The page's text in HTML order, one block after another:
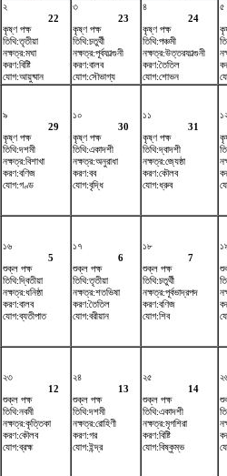
২
22
কৃষ্ণ পক্ষ
তিথি:তৃতীয়া
নক্ষত্র:মঘা
করণ:বিষ্টি
যোগ:আয়ুষ্মান
৩
23
কৃষ্ণ পক্ষ
তিথি:চতুর্থী
নক্ষত্র:পূর্বফাল্গুনী
করণ:বালব
যোগ:সৌভাগ্য
৪
24
কৃষ্ণ পক্ষ
তিথি:পঞ্চমী
নক্ষত্র:উত্তরফাল্গুনী
করণ:তৈতিল
যোগ:শোভন
৫
৯
29
কৃষ্ণ পক্ষ
তিথি:দশমী
নক্ষত্র:বিশাখা
করণ:বণিজ
যোগ:গণ্ড
১০
30
কৃষ্ণ পক্ষ
তিথি:একাদশী
নক্ষত্র:অনুরাধা
করণ:বব
যোগ:বৃদ্ধি
১১
31
কৃষ্ণ পক্ষ
তিথি:দ্বাদশী
নক্ষত্র:জ্যেষ্ঠা
করণ:কৌলব
যোগ:ধ্রুব
১৬
5
শুক্ল পক্ষ
তিথি:দ্বিতীয়া
নক্ষত্র:ধনিষ্ঠা
করণ:বালব
যোগ:ব্যতীপাত
১৭
6
শুক্ল পক্ষ
তিথি:তৃতীয়া
নক্ষত্র:শতভিষ‌া
করণ:তৈতিল
যোগ:বরীয়ান
১৮
7
শুক্ল পক্ষ
তিথি:চতুর্থী
নক্ষত্র:পূর্বভাদ্রপদ
করণ:বণিজ
যোগ:শিব
২৩
12
শুক্ল পক্ষ
তিথি:নবমী
নক্ষত্র:কৃত্তিকা
করণ:কৌলব
যোগ:ব্রহ্ম
২৪
13
শুক্ল পক্ষ
তিথি:দশমী
নক্ষত্র:রোহিণী
করণ:গর
যোগ:ইন্দ্র
২৫
14
শুক্ল পক্ষ
তিথি:একাদশী
নক্ষত্র:মৃগশিরা
করণ:বিষ্টি
যোগ:বিষ্কুম্ভ